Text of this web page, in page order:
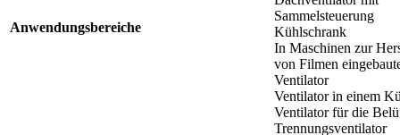
Anwendungsbereiche
Sammelsteuerung
Kühlschrank
In Maschinen zur
von Filmen
Ventilator
Ventilator in einem
Ventilator für die
Trennungsventilator